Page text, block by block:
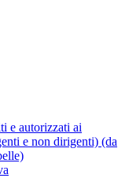
e autorizzati ai
e non dirigenti) (da